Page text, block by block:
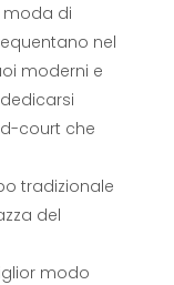
moda di
nel
moderni e
court che
tradizionale
del
modo